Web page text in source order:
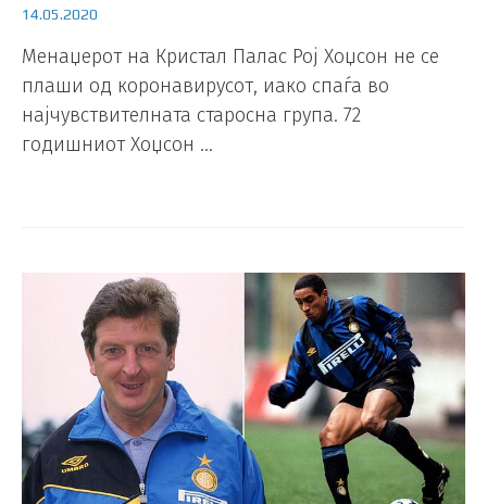
14.05.2020
Менаџерот на Кристал Палас Рој Хоџсон не се
плаши од коронавирусот, иако спаѓа во
најчувствителната старосна група. 72
годишниот Хоџсон …